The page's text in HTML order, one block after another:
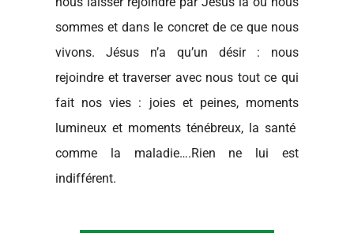
sommes et dans le concret de ce que nous
vivons. Jésus n’a qu’un désir : nous
rejoindre et traverser avec nous tout ce qui
fait nos vies : joies et peines, moments
lumineux et moments ténébreux, la santé
comme la maladie….Rien ne lui est
indifférent.